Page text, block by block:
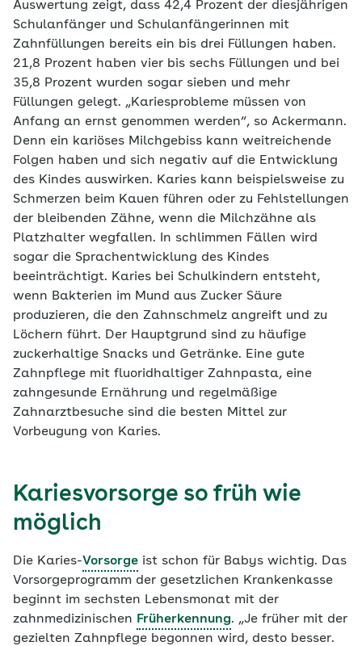
Auswertung zeigt, dass 42,4 Prozent der diesjährigen
Schulanfänger und Schulanfängerinnen mit
Zahnfüllungen bereits ein bis drei Füllungen haben.
21,8 Prozent haben vier bis sechs Füllungen und bei
35,8 Prozent wurden sogar sieben und mehr
Füllungen gelegt. „Kariesprobleme müssen von
Anfang an ernst genommen werden“, so Ackermann.
Denn ein kariöses Milchgebiss kann weitreichende
Folgen haben und sich negativ auf die Entwicklung
des Kindes auswirken. Karies kann beispielsweise zu
Schmerzen beim Kauen führen oder zu Fehlstellungen
der bleibenden Zähne, wenn die Milchzähne als
Platzhalter wegfallen. In schlimmen Fällen wird
sogar die Sprachentwicklung des Kindes
beeinträchtigt. Karies bei Schulkindern entsteht,
wenn Bakterien im Mund aus Zucker Säure
produzieren, die den Zahnschmelz angreift und zu
Löchern führt. Der Hauptgrund sind zu häufige
zuckerhaltige Snacks und Getränke. Eine gute
Zahnpflege mit fluoridhaltiger Zahnpasta, eine
zahngesunde Ernährung und regelmäßige
Zahnarztbesuche sind die besten Mittel zur
Vorbeugung von Karies.
Kariesvorsorge so früh wie
möglich
Die Karies-Vorsorge ist schon für Babys wichtig. Das
Vorsorgeprogramm der gesetzlichen Krankenkasse
beginnt im sechsten Lebensmonat mit der
zahnmedizinischen Früherkennung. „Je früher mit der
gezielten Zahnpflege begonnen wird, desto besser.